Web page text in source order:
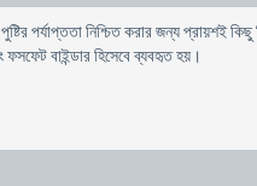
পর্যাপ্ততা নিশ্চিত করার জন্য
ফসফেট বাইন্ডার হিসেবে ব্যবহৃত হয়।